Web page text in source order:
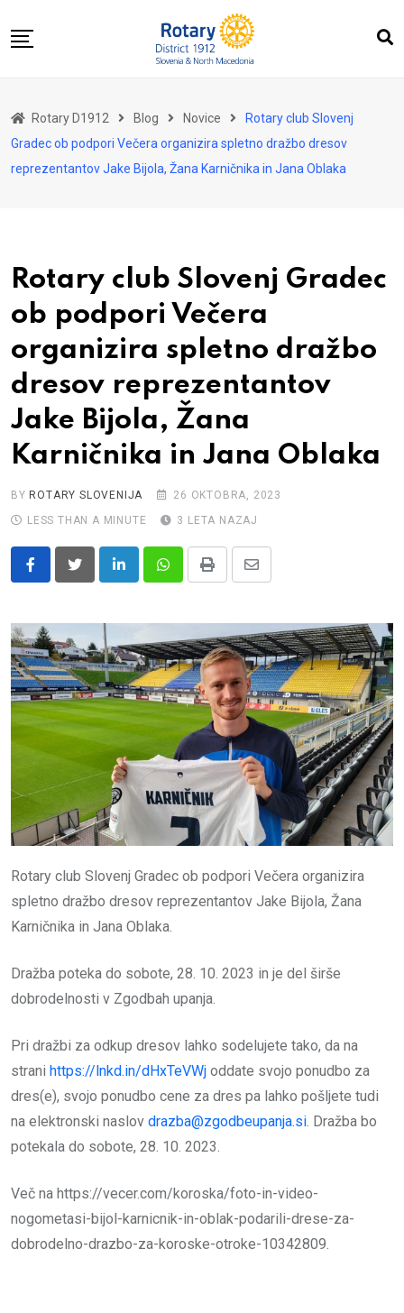
to
O nas
Rotary D1912 Blog Novice
Rotary club Slovenj
Gradec ob podpori Večera organizira spletno dražbo dresov
reprezentantov Jake Bijola, Žana Karničnika in Jana Oblaka
Rotary club Slovenj Gradec
ob podpori Večera
organizira spletno dražbo
dresov reprezentantov
Jake Bijola, Žana
Karničnika in Jana Oblaka
BY ROTARY SLOVENIJA
26 OKTOBRA, 2023
LESS THAN A MINUTE
3 LETA NAZAJ
LinkedInWhatsappPrint
Share
Email
Rotary club Slovenj Gradec ob podpori Večera organizira
spletno dražbo dresov reprezentantov Jake Bijola, Žana
Karničnika in Jana Oblaka.
Dražba poteka do sobote, 28. 10. 2023 in je del širše
dobrodelnosti v Zgodbah upanja.
Pri dražbi za odkup dresov lahko sodelujete tako, da na
strani https://lnkd.in/dHxTeVWj oddate svojo ponudbo za
dres(e), svojo ponudbo cene za dres pa lahko pošljete tudi
na elektronski naslov drazba@zgodbeupanja.si. Dražba bo
potekala do sobote, 28. 10. 2023.
Več na https://vecer.com/koroska/foto-in-video-
nogometasi-bijol-karnicnik-in-oblak-podarili-drese-za-
dobrodelno-drazbo-za-koroske-otroke-10342809.